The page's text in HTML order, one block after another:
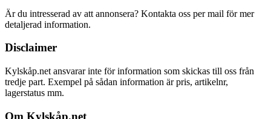
Är du intresserad av att annonsera? Kontakta oss per mail för mer
detaljerad information.
Disclaimer
Kylskåp.net ansvarar inte för information som skickas till oss från
tredje part. Exempel på sådan information är pris, artikelnr,
lagerstatus mm.
Om Kylskåp.net